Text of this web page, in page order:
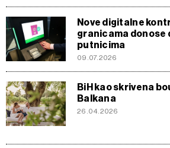
Nove digitalne
granicama donose
putnicima
09.07.2026
BiH kao skrivena
Balkana
26.04.2026